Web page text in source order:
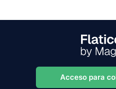
Acceso para